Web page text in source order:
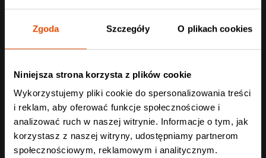
Zgoda Szczegóły O plikach cookies
Niniejsza strona korzysta z plików cookie
Wykorzystujemy pliki cookie do spersonalizowania treści
i reklam, aby oferować funkcje społecznościowe i
analizować ruch w naszej witrynie. Informacje o tym, jak
korzystasz z naszej witryny, udostępniamy partnerom
społecznościowym, reklamowym i analitycznym.